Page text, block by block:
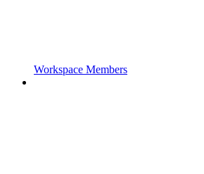
Workspace Members